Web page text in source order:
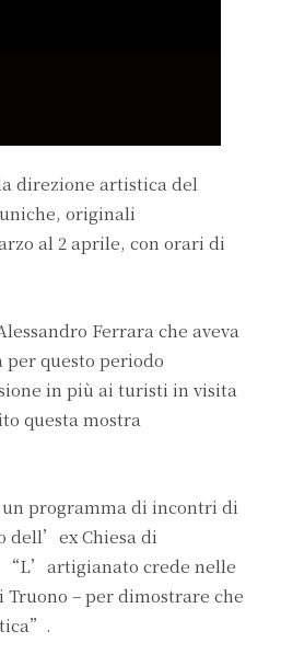
direzione artistica del
originali
al 2 aprile, con orari di
Ferrara che aveva
questo periodo
in più ai turisti in visita
questa mostra
programma di incontri di
dell’ex Chiesa di
“L’artigianato crede nelle
– per dimostrare che